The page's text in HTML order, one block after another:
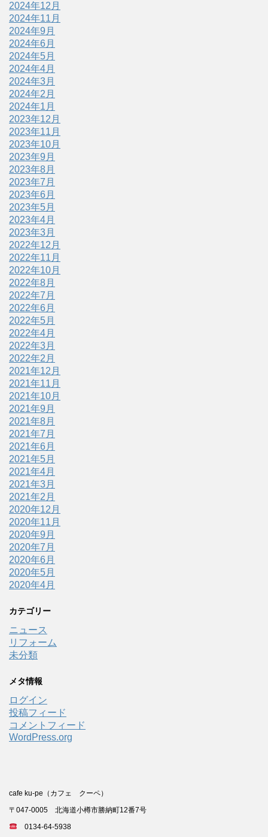
2024年12月
2024年11月
2024年9月
2024年6月
2024年5月
2024年4月
2024年3月
2024年2月
2024年1月
2023年12月
2023年11月
2023年10月
2023年9月
2023年8月
2023年7月
2023年6月
2023年5月
2023年4月
2023年3月
2022年12月
2022年11月
2022年10月
2022年8月
2022年7月
2022年6月
2022年5月
2022年4月
2022年3月
2022年2月
2021年12月
2021年11月
2021年10月
2021年9月
2021年8月
2021年7月
2021年6月
2021年5月
2021年4月
2021年3月
2021年2月
2020年12月
2020年11月
2020年9月
2020年7月
2020年6月
2020年5月
2020年4月
カテゴリー
ニュース
リフォーム
未分類
メタ情報
ログイン
投稿フィード
コメントフィード
WordPress.org
cafe ku-pe（カフェ クーペ）
〒047-0005 北海道小樽市勝納町12番7号
0134-64-5938